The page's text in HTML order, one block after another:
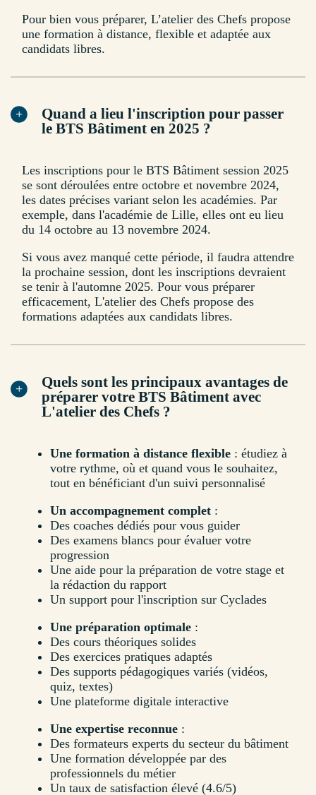
Pour bien vous préparer, L’atelier des Chefs propose
une formation à distance, flexible et adaptée aux
candidats libres.
Quand a lieu l'inscription pour passer
le BTS Bâtiment en 2025 ?
Les inscriptions pour le BTS Bâtiment session 2025
se sont déroulées entre octobre et novembre 2024,
les dates précises variant selon les académies. Par
exemple, dans l'académie de Lille, elles ont eu lieu
du 14 octobre au 13 novembre 2024.
Si vous avez manqué cette période, il faudra attendre
la prochaine session, dont les inscriptions devraient
se tenir à l'automne 2025. Pour vous préparer
efficacement, L'atelier des Chefs propose des
formations adaptées aux candidats libres.
Quels sont les principaux avantages de
préparer votre BTS Bâtiment avec
L'atelier des Chefs ?
Une formation à distance flexible : étudiez à
votre rythme, où et quand vous le souhaitez,
tout en bénéficiant d'un suivi personnalisé
Un accompagnement complet :
Des coaches dédiés pour vous guider
Des examens blancs pour évaluer votre
progression
Une aide pour la préparation de votre stage et
la rédaction du rapport
Un support pour l'inscription sur Cyclades
Une préparation optimale :
Des cours théoriques solides
Des exercices pratiques adaptés
Des supports pédagogiques variés (vidéos,
quiz, textes)
Une plateforme digitale interactive
Une expertise reconnue :
Des formateurs experts du secteur du bâtiment
Une formation développée par des
professionnels du métier
Un taux de satisfaction élevé (4.6/5)